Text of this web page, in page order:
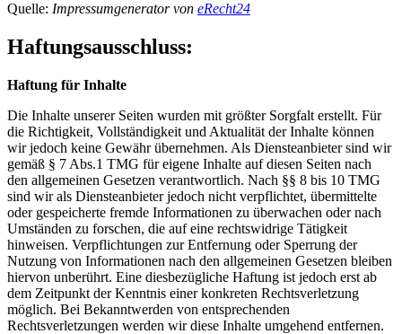
Quelle: Impressumgenerator von eRecht24
Haftungsausschluss:
Haftung für Inhalte
Die Inhalte unserer Seiten wurden mit größter Sorgfalt erstellt. Für
die Richtigkeit, Vollständigkeit und Aktualität der Inhalte können
wir jedoch keine Gewähr übernehmen. Als Diensteanbieter sind wir
gemäß § 7 Abs.1 TMG für eigene Inhalte auf diesen Seiten nach
den allgemeinen Gesetzen verantwortlich. Nach §§ 8 bis 10 TMG
sind wir als Diensteanbieter jedoch nicht verpflichtet, übermittelte
oder gespeicherte fremde Informationen zu überwachen oder nach
Umständen zu forschen, die auf eine rechtswidrige Tätigkeit
hinweisen. Verpflichtungen zur Entfernung oder Sperrung der
Nutzung von Informationen nach den allgemeinen Gesetzen bleiben
hiervon unberührt. Eine diesbezügliche Haftung ist jedoch erst ab
dem Zeitpunkt der Kenntnis einer konkreten Rechtsverletzung
möglich. Bei Bekanntwerden von entsprechenden
Rechtsverletzungen werden wir diese Inhalte umgehend entfernen.